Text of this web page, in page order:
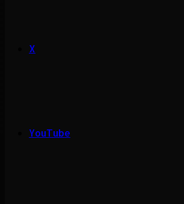
X
YouTube